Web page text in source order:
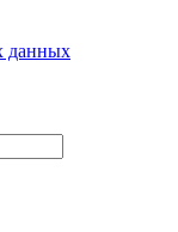
данных